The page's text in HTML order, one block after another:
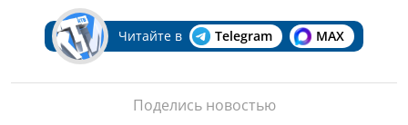
Читайте в Telegram MAX
Поделись новостью